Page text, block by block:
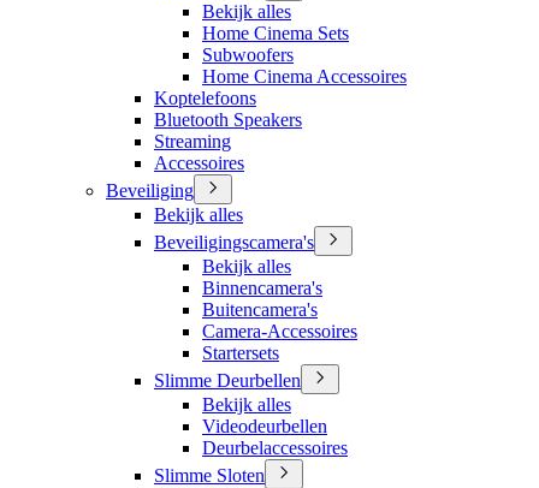
Bekijk alles
Home Cinema Sets
Subwoofers
Home Cinema Accessoires
Koptelefoons
Bluetooth Speakers
Streaming
Accessoires
Beveiliging
Bekijk alles
Beveiligingscamera's
Bekijk alles
Binnencamera's
Buitencamera's
Camera-Accessoires
Startersets
Slimme Deurbellen
Bekijk alles
Videodeurbellen
Deurbelaccessoires
Slimme Sloten